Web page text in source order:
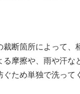
断箇所によって
摩擦や、雨や汗
ため単独で洗っ